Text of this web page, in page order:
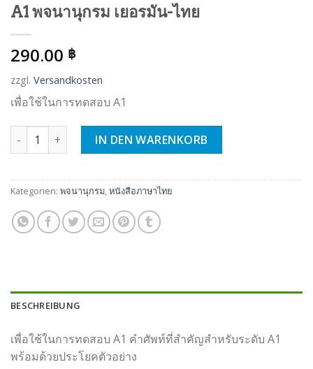
A1 พจนานุกรม เยอรมัน-ไทย
290.00 ฿
zzgl. Versandkosten
เพื่อใช้ในการทดสอบ A1
A1 พจนานุกรม เยอรมัน-ไทย Menge
IN DEN WARENKORB
Kategorien: พจนานุกรม,หนังสือภาษาไทย
BESCHREIBUNG
เพื่อใช้ในการทดสอบ A1 คำศัพท์ที่สำคัญสำหรับระดับ A1
พร้อมด้วยประโยคตัวอย่าง